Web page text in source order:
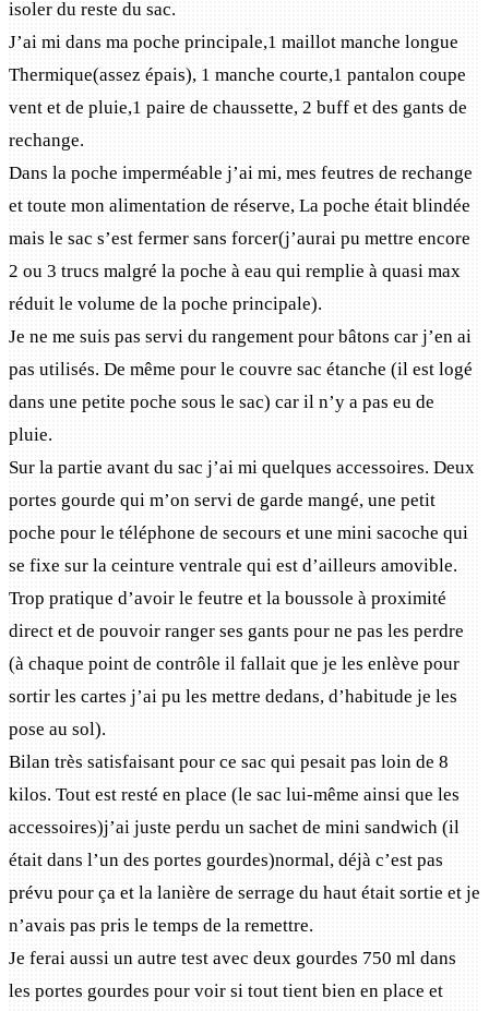
isoler du reste du sac.
J’ai mi dans ma poche principale,1 maillot manche longue
Thermique(assez épais), 1 manche courte,1 pantalon coupe
vent et de pluie,1 paire de chaussette, 2 buff et des gants de
rechange.
Dans la poche imperméable j’ai mi, mes feutres de rechange
et toute mon alimentation de réserve, La poche était blindée
mais le sac s’est fermer sans forcer(j’aurai pu mettre encore
2 ou 3 trucs malgré la poche à eau qui remplie à quasi max
réduit le volume de la poche principale).
Je ne me suis pas servi du rangement pour bâtons car j’en ai
pas utilisés. De même pour le couvre sac étanche (il est logé
dans une petite poche sous le sac) car il n’y a pas eu de
pluie.
Sur la partie avant du sac j’ai mi quelques accessoires. Deux
portes gourde qui m’on servi de garde mangé, une petit
poche pour le téléphone de secours et une mini sacoche qui
se fixe sur la ceinture ventrale qui est d’ailleurs amovible.
Trop pratique d’avoir le feutre et la boussole à proximité
direct et de pouvoir ranger ses gants pour ne pas les perdre
(à chaque point de contrôle il fallait que je les enlève pour
sortir les cartes j’ai pu les mettre dedans, d’habitude je les
pose au sol).
Bilan très satisfaisant pour ce sac qui pesait pas loin de 8
kilos. Tout est resté en place (le sac lui-même ainsi que les
accessoires)j’ai juste perdu un sachet de mini sandwich (il
était dans l’un des portes gourdes)normal, déjà c’est pas
prévu pour ça et la lanière de serrage du haut était sortie et je
n’avais pas pris le temps de la remettre.
Je ferai aussi un autre test avec deux gourdes 750 ml dans
les portes gourdes pour voir si tout tient bien en place et